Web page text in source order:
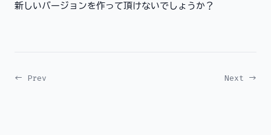
新しいバージョンを作って頂けないでしょうか？
← Prev Next →